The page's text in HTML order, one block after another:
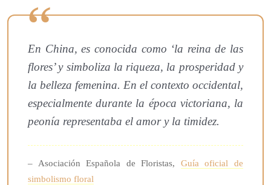
En China, es conocida como ‘la reina de las
flores’ y simboliza la riqueza, la prosperidad y
la belleza femenina. En el contexto occidental,
especialmente durante la época victoriana, la
peonía representaba el amor y la timidez.
– Asociación Española de Floristas, Guía oficial de
simbolismo floral